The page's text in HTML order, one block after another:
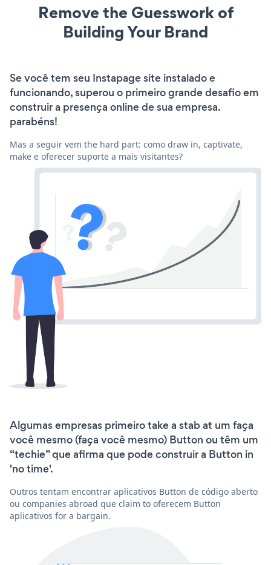
Remove the Guesswork of
Building Your Brand
Se você tem seu Instapage site instalado e
funcionando, superou o primeiro grande desafio em
construir a presença online de sua empresa.
parabéns!
Mas a seguir vem the hard part: como draw in, captivate,
make e oferecer suporte a mais visitantes?
Algumas empresas primeiro take a stab at um faça
você mesmo (faça você mesmo) Button ou têm um
“techie” que afirma que pode construir a Button in
'no time'.
Outros tentam encontrar aplicativos Button de código aberto
ou companies abroad que claim to oferecem Button
aplicativos for a bargain.